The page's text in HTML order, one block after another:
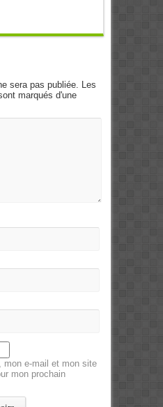
sera pas publiée. Les
marqués d'une
mon e-mail et mon site
mon prochain